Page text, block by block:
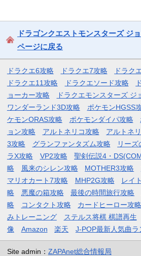
ドラゴンクエストモンスターズ ジ
ページに戻る
ドラクエ6攻略 ドラクエ7攻略 ドラク
ドラクエ11攻略
ドラクエソード攻略
ョーカー攻略
ドラクエモンスターズ ジ
ワンダーランド3D攻略
ポケモンHGSS
ケモンORAS攻略
ポケモンダイパ攻略
ョン攻略
アルトネリコ攻略 アルトネ
3攻略
グランファンタズム攻略 リー
ラX攻略
VP2攻略 聖剣伝説4・
略
風来のシレン攻略 MOTHER3攻略
マリオカート7攻略
MHP2G攻略
レイ
略
悪魔の箱攻略 最後の時間旅行攻略
略
コンタクト攻略 カードヒーロー攻略
みトレーニング
ステルス将棋 棋譜再生
像
Amazon 楽天 J-POP最新人気曲
Site admin： ZAPAnet総合情報局